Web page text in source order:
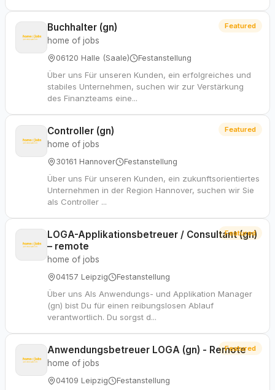
Buchhalter (gn)
home of jobs
06120 Halle (Saale) Festanstellung
Über uns Für unseren Kunden, ein erfolgreiches und
stabiles Unternehmen, suchen wir zur Verstärkung
des Finanzteams eine...
Featured
Controller (gn)
home of jobs
30161 Hannover Festanstellung
Über uns Für unseren Kunden, ein zukunftsorientiertes
Unternehmen in der Region Hannover, suchen wir Sie
als Controller ...
Featured
LOGA-Applikationsbetreuer / Consultant (gn)
– remote
home of jobs
04157 Leipzig Festanstellung
Über uns Als Anwendungs- und Applikation Manager
(gn) bist Du für einen reibungslosen Ablauf
verantwortlich. Du sorgst d...
Featured
Anwendungsbetreuer LOGA (gn) - Remote
home of jobs
04109 Leipzig Festanstellung
Featured